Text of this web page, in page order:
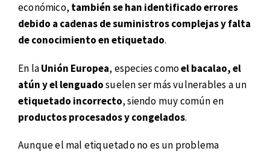
económico, también se han identificado errores
debido a cadenas de suministros complejas y falta
de conocimiento en etiquetado.
En laUnión Europea, especies comoel bacalao, el
atún y el lenguadosuelen ser más vulnerables a un
etiquetado incorrecto, siendo muy común en
productos procesados y congelados.
Aunque el mal etiquetado no es un problema